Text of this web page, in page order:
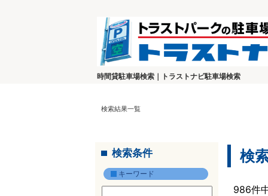
時間貸駐車場検索｜トラストナビ駐車場検索
検索結果一覧
検索条件
キーワード
検
986件